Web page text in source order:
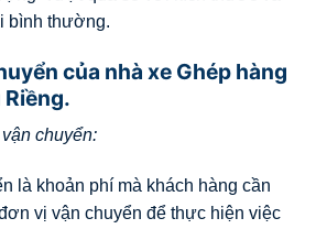
bình thường.
của nhà xe Ghép hàng
chuyển:
là khoản phí mà khách hàng cần
vị vận chuyển để thực hiện việc